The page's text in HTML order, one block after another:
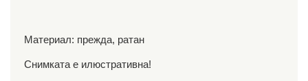
Материал: прежда, ратан
Снимката е илюстративна!